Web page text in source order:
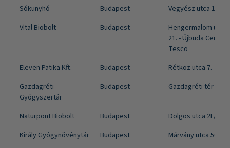
Sókunyhó Budapest
Vegyész utca 1/5.
Vital Biobolt
Budapest
Hengermalom út 19-
21. - Újbuda Center
Tesco
Eleven Patika Kft.
Budapest
Rétköz utca 7.
Gazdagréti
Gyógyszertár
Budapest Gazdagréti tér 6.
Naturpont Biobolt Budapest
Dolgos utca 2F/2
Király Gyógynövénytár
Budapest
Márvány utca 50.